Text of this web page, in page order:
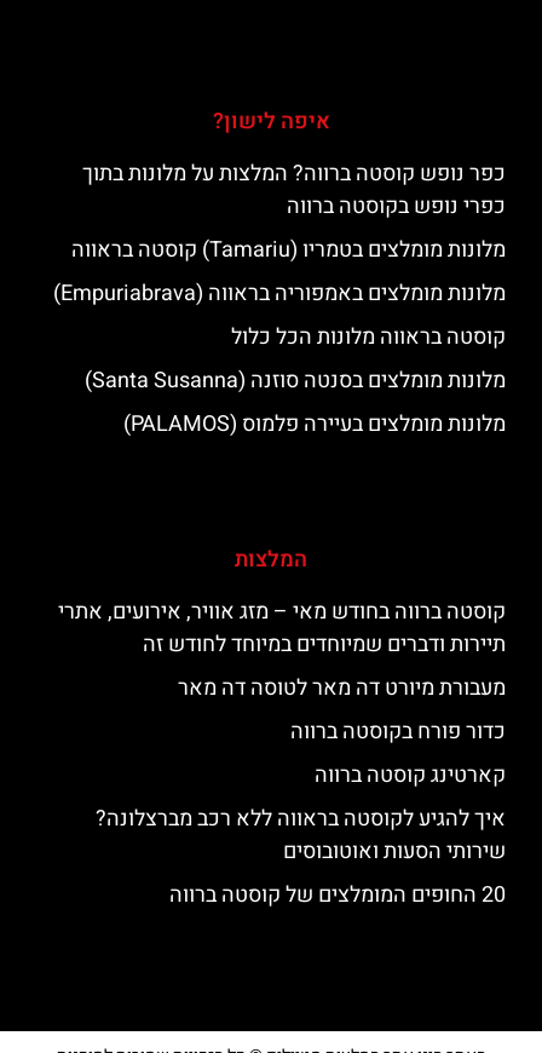
איפה לישון?
כפר נופש קוסטה ברווה? המלצות על מלונות בתוך
כפרי נופש בקוסטה ברווה
מלונות מומלצים בטמריו (Tamariu) קוסטה בראווה
מלונות מומלצים באמפוריה בראווה (Empuriabrava)
קוסטה בראווה מלונות הכל כלול
מלונות מומלצים בסנטה סוזנה (Santa Susanna)
מלונות מומלצים בעיירה פלמוס (PALAMOS)
המלצות
קוסטה ברווה בחודש מאי – מזג אוויר, אירועים, אתרי
תיירות ודברים שמיוחדים במיוחד לחודש זה
מעבורת מיורט דה מאר לטוסה דה מאר
כדור פורח בקוסטה ברווה
קארטינג קוסטה ברווה
איך להגיע לקוסטה בראווה ללא רכב מברצלונה?
שירותי הסעות ואוטובוסים
20 החופים המומלצים של קוסטה ברווה